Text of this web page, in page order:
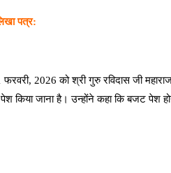
पत्र:
2026 को श्री गुरु रविदास जी
किया जाना है। उन्होंने कहा कि बजट पेश